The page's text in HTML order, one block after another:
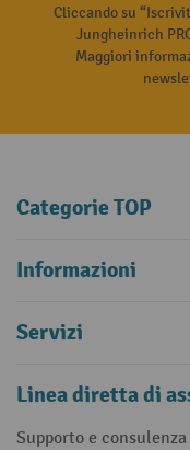
Cliccando su
Jungheinrich
Maggiori
Categorie TOP
Informazioni
Servizi
Linea diretta di
Supporto e consulenza